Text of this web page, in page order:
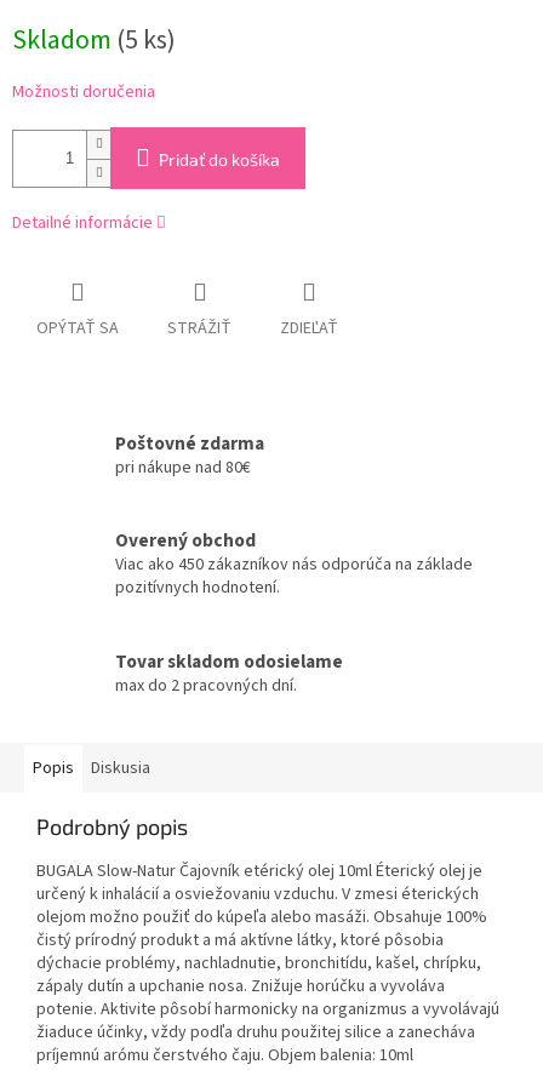
cena:
Skladom (5 ks)
Možnosti doručenia
Pridať do košíka
Detailné informácie
OPÝTAŤ SA STRÁŽIŤ ZDIEĽAŤ
Poštovné zdarma
pri nákupe nad 80€
Overený obchod
Viac ako 450 zákazníkov nás odporúča na základe
pozitívnych hodnotení.
Tovar skladom odosielame
max do 2 pracovných dní.
Popis Diskusia
Podrobný popis
BUGALA Slow-Natur Čajovník etérický olej 10ml Éterický olej je
určený k inhalácií a osviežovaniu vzduchu. V zmesi éterických
olejom možno použiť do kúpeľa alebo masáži. Obsahuje 100%
čistý prírodný produkt a má aktívne látky, ktoré pôsobia
dýchacie problémy, nachladnutie, bronchitídu, kašel, chrípku,
zápaly dutín a upchanie nosa. Znižuje horúčku a vyvoláva
potenie. Aktivite pôsobí harmonicky na organizmus a vyvolávajú
žiaduce účinky, vždy podľa druhu použitej silice a zanecháva
príjemnú arómu čerstvého čaju. Objem balenia: 10ml